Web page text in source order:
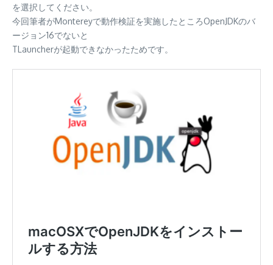
を選択してください。
今回筆者がMontereyで動作検証を実施したところOpenJDKのバ
ージョン16でないと
TLauncherが起動できなかったためです。